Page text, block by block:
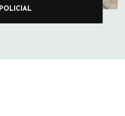
POLICIAL